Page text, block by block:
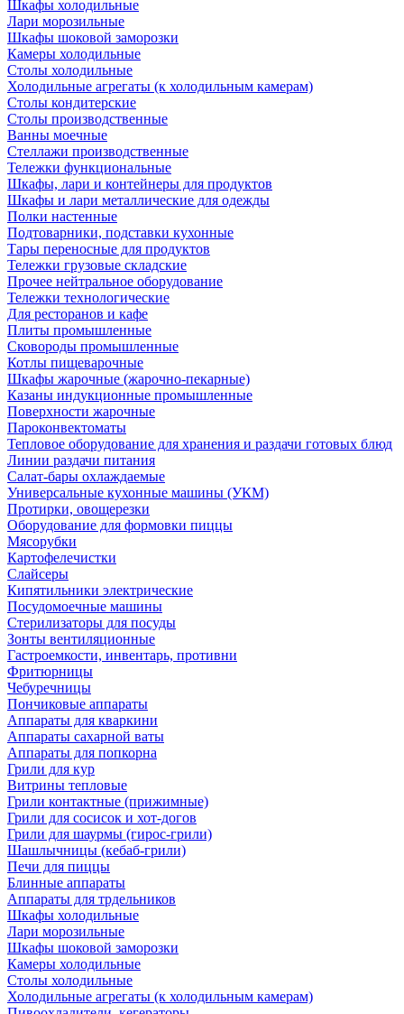
Шкафы холодильные
Лари морозильные
Шкафы шоковой заморозки
Камеры холодильные
Столы холодильные
Холодильные агрегаты (к холодильным камерам)
Столы кондитерские
Столы производственные
Ванны моечные
Стеллажи производственные
Тележки функциональные
Шкафы, лари и контейнеры для продуктов
Шкафы и лари металлические для одежды
Полки настенные
Подтоварники, подставки кухонные
Тары переносные для продуктов
Тележки грузовые складские
Прочее нейтральное оборудование
Тележки технологические
Для ресторанов и кафе
Плиты промышленные
Сковороды промышленные
Котлы пищеварочные
Шкафы жарочные (жарочно-пекарные)
Казаны индукционные промышленные
Поверхности жарочные
Пароконвектоматы
Тепловое оборудование для хранения и раздачи готовых блюд
Линии раздачи питания
Салат-бары охлаждаемые
Универсальные кухонные машины (УКМ)
Протирки, овощерезки
Оборудование для формовки пиццы
Мясорубки
Картофелечистки
Слайсеры
Кипятильники электрические
Посудомоечные машины
Стерилизаторы для посуды
Зонты вентиляционные
Гастроемкости, инвентарь, противни
Фритюрницы
Чебуречницы
Пончиковые аппараты
Аппараты для кваркини
Аппараты сахарной ваты
Аппараты для попкорна
Грили для кур
Витрины тепловые
Грили контактные (прижимные)
Грили для сосисок и хот-догов
Грили для шаурмы (гирос-грили)
Шашлычницы (кебаб-грили)
Печи для пиццы
Блинные аппараты
Аппараты для трдельников
Шкафы холодильные
Лари морозильные
Шкафы шоковой заморозки
Камеры холодильные
Столы холодильные
Холодильные агрегаты (к холодильным камерам)